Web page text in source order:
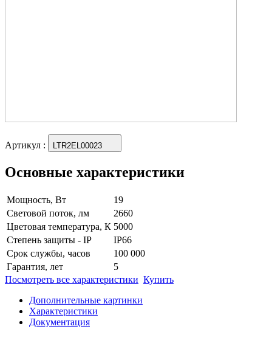
Артикул : LTR2EL00023
Основные характеристики
Мощность, Вт
19
Световой поток, лм
2660
Цветовая температура, К 5000
Степень защиты - IP
IP66
Срок службы, часов
100 000
Гарантия, лет
5
Посмотреть все характеристики Купить
Дополнительные картинки
Характеристики
Документация